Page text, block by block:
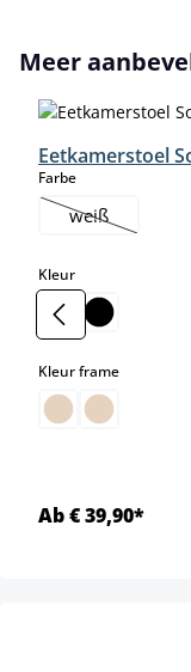
Productgalerij
Meer
Eetkamerstoel
Farbeselect
weiß
(Deze optie is
Kleurselect
Kleur frameselect
Ab € 39,90*